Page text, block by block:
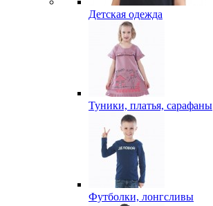
Детская одежда
Туники, платья, сарафаны
Футболки, лонгсливы